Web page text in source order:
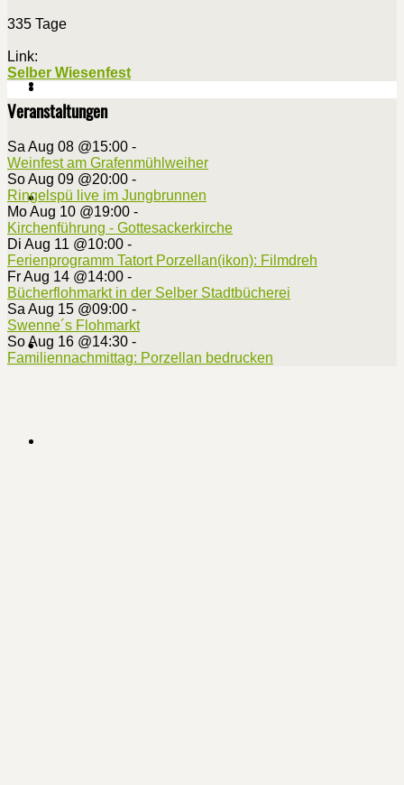
335 Tage
Link:
Selber Wiesenfest
Veranstaltungen
Sa Aug 08 @15:00 -
Weinfest am Grafenmühlweiher
So Aug 09 @20:00 -
Ringelspü live im Jungbrunnen
Mo Aug 10 @19:00 -
Kirchenführung - Gottesackerkirche
Di Aug 11 @10:00 -
Ferienprogramm Tatort Porzellan(ikon): Filmdreh
Fr Aug 14 @14:00 -
Bücherflohmarkt in der Selber Stadtbücherei
Sa Aug 15 @09:00 -
Swenne´s Flohmarkt
So Aug 16 @14:30 -
Familiennachmittag: Porzellan bedrucken